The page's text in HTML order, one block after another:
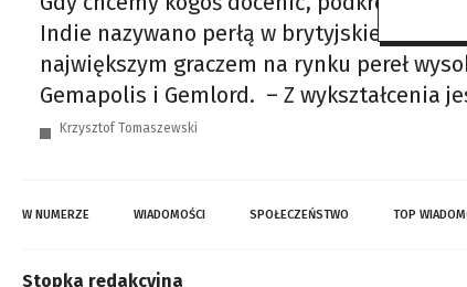
Indie nazywano perłą w brytyjskiej
największym graczem na rynku pereł
Gemapolis i Gemlord. – Z wykształcenia
Krzysztof Tomaszewski
W NUMERZE WIADOMOŚCI SPOŁECZEŃSTWO TOP
Stopka redakcyjna